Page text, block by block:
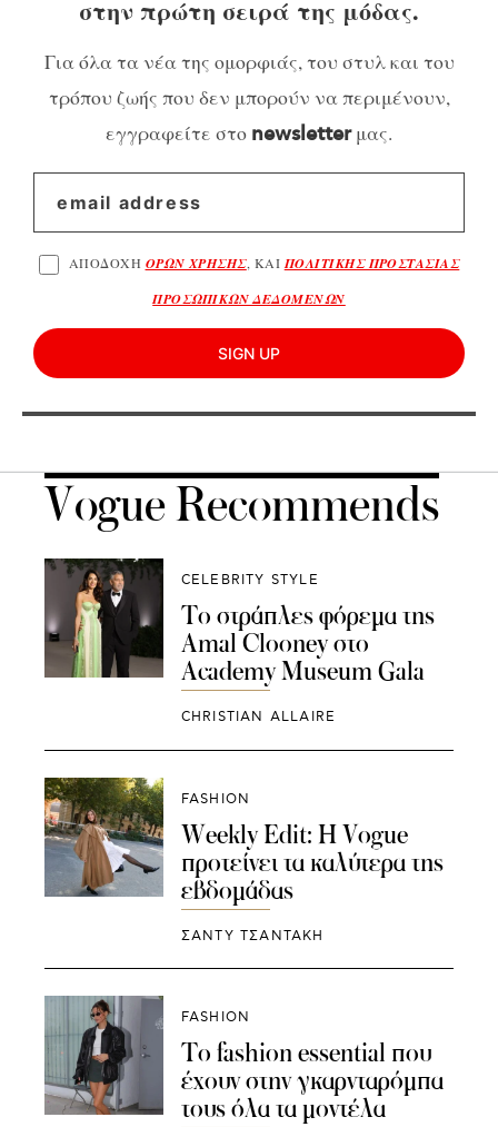
στην πρώτη σειρά της μόδας.
Για όλα τα νέα της ομορφιάς, του στυλ και του
τρόπου ζωής που δεν μπορούν να περιμένουν,
εγγραφείτε στο newsletterμας.
ΑΠΟΔΟΧΗ ΟΡΩΝ ΧΡΗΣΗΣ, ΚΑΙΠΟΛΙΤΙΚΗΣ ΠΡΟΣΤΑΣΙΑΣ
ΠΡΟΣΩΠΙΚΩΝ ΔΕΔΟΜΕΝΩΝ
SIGN UP
Vogue Recommends
CELEBRITY STYLE
Το στράπλες φόρεμα της
Amal Clooney στο
Academy Museum Gala
CHRISTIAN ALLAIRE
FASHION
Weekly Edit: Η Vogue
προτείνει τα καλύτερα της
εβδομάδας
ΣΑΝΤΥ ΤΣΑΝΤΑΚΗ
FASHION
Το fashion essential που
έχουν στην γκαρνταρόμπα
τους όλα τα μοντέλα